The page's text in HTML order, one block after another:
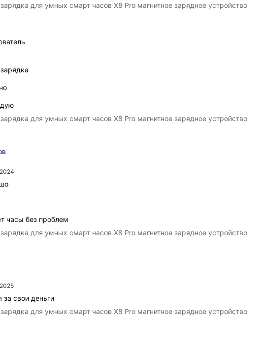
для умных смарт часов X8 Pro магнитное зарядное устройство
для умных смарт часов X8 Pro магнитное зарядное устройство
часы без проблем
для умных смарт часов X8 Pro магнитное зарядное устройство
за свои деньги
для умных смарт часов X8 Pro магнитное зарядное устройство